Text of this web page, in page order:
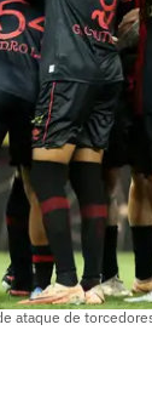
ataque de